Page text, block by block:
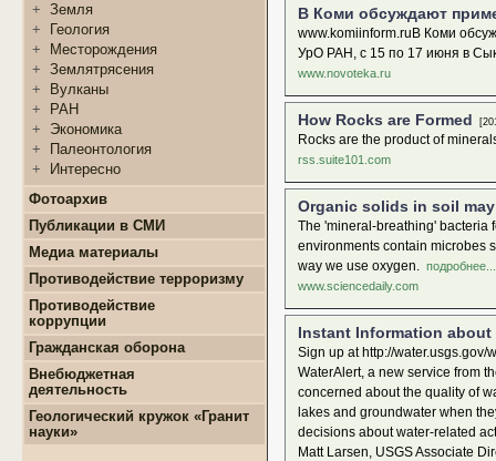
+ Земля
+
Геология
+
Месторождения
+ Землятрясения
+
Вулканы
+
РАН
+
Экономика
+
Палеонтология
+
Интересно
Фотоархив
Публикации в СМИ
Медиа материалы
Противодействие терроризму
Противодействие
коррупции
+
Нормативно-правовые и
иные акты в сфере
противодействия
коррупции
+
Методические
материалы
+ Формы документов,
Гражданская оборона
Внебюджетная
деятельность
+
Геологоразведочные
работы
Геотехнические
Геологический кружок «Гранит
науки»
В Коми обсуждают
www.komiinform.ruВ Коми
УрО РАН, с 15 по 17 июня в
www.novoteka.ru
How Rocks are Formed
Rocks are the product of
rss.suite101.com
Organic solids in soil
The 'mineral-breathing' bacteria
environments contain microbes
way we use oxygen. подробнее...
www.sciencedaily.com
Instant Information about
Sign up at http://
WaterAlert, a new service from
concerned about the quality of
lakes and groundwater when
decisions about water-related
Matt Larsen, USGS Associate